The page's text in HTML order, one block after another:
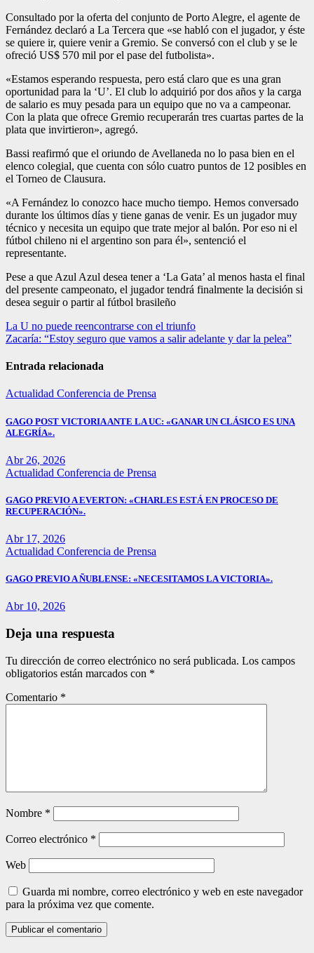
Consultado por la oferta del conjunto de Porto Alegre, el agente de
Fernández declaró a La Tercera que «se habló con el jugador, y éste
se quiere ir, quiere venir a Gremio. Se conversó con el club y se le
ofreció US$ 570 mil por el pase del futbolista».
«Estamos esperando respuesta, pero está claro que es una gran
oportunidad para la ‘U’. El club lo adquirió por dos años y la carga
de salario es muy pesada para un equipo que no va a campeonar.
Con la plata que ofrece Gremio recuperarán tres cuartas partes de la
plata que invirtieron», agregó.
Bassi reafirmó que el oriundo de Avellaneda no lo pasa bien en el
elenco colegial, que cuenta con sólo cuatro puntos de 12 posibles en
el Torneo de Clausura.
«A Fernández lo conozco hace mucho tiempo. Hemos conversado
durante los últimos días y tiene ganas de venir. Es un jugador muy
técnico y necesita un equipo que trate mejor al balón. Por eso ni el
fútbol chileno ni el argentino son para él», sentenció el
representante.
Pese a que Azul Azul desea tener a ‘La Gata’ al menos hasta el final
del presente campeonato, el jugador tendrá finalmente la decisión si
desea seguir o partir al fútbol brasileño
Navegación
de
entradas
La U no puede reencontrarse con el triunfo
Zacaría: “Estoy seguro que vamos a salir adelante y dar la pelea”
Entrada relacionada
Actualidad Conferencia de Prensa
GAGO POST VICTORIA ANTE LA UC: «GANAR UN CLÁSICO ES UNA
ALEGRÍA».
Abr 26, 2026
Actualidad Conferencia de Prensa
GAGO PREVIO A EVERTON: «CHARLES ESTÁ EN PROCESO DE
RECUPERACIÓN».
Abr 17, 2026
Actualidad Conferencia de Prensa
GAGO PREVIO A ÑUBLENSE: «NECESITAMOS LA VICTORIA».
Abr 10, 2026
Deja una respuesta
Tu dirección de correo electrónico no será publicada. Los campos
obligatorios están marcados con *
Comentario *
Nombre *
Correo electrónico *
Web
Guarda mi nombre, correo electrónico y web en este navegador
para la próxima vez que comente.